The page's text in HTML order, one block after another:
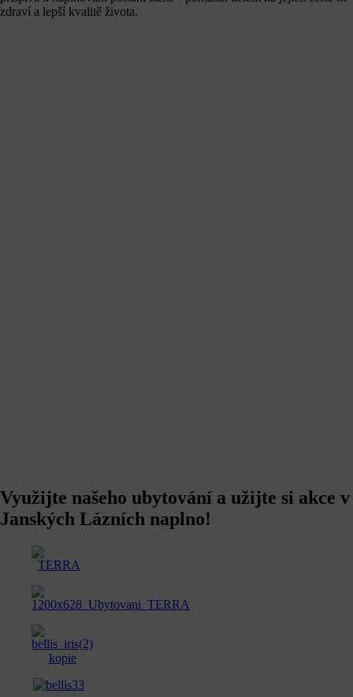
zdraví a lepší kvalitě života.
Využijte našeho ubytování a užijte si akce v
Janských Lázních naplno!